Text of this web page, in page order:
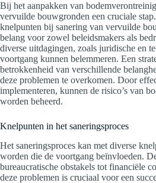
Bij het aanpakken van
vervuilde bouwgronden een cruciale
knelpunten bij sanering van vervuilde
belang voor zowel beleidsmakers als
diverse uitdagingen, zoals juridische en
voortgang kunnen belemmeren. Een
betrokkenheid van verschillende
deze problemen te overkomen. Door
implementeren, kunnen de risico’s van
worden beheerd.
Knelpunten in het saneringsproces
Het saneringsproces kan met diverse
worden die de voortgang beïnvloeden.
bureaucratische obstakels tot financiële
deze problemen is cruciaal voor een